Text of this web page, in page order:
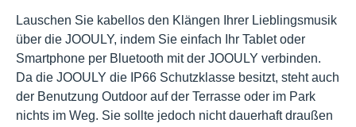
Lauschen Sie kabellos den Klängen Ihrer Lieblingsmusik
über die JOOULY, indem Sie einfach Ihr Tablet oder
Smartphone per Bluetooth mit der JOOULY verbinden.
Da die JOOULY die IP66 Schutzklasse besitzt, steht auch
der Benutzung Outdoor auf der Terrasse oder im Park
nichts im Weg. Sie sollte jedoch nicht dauerhaft draußen